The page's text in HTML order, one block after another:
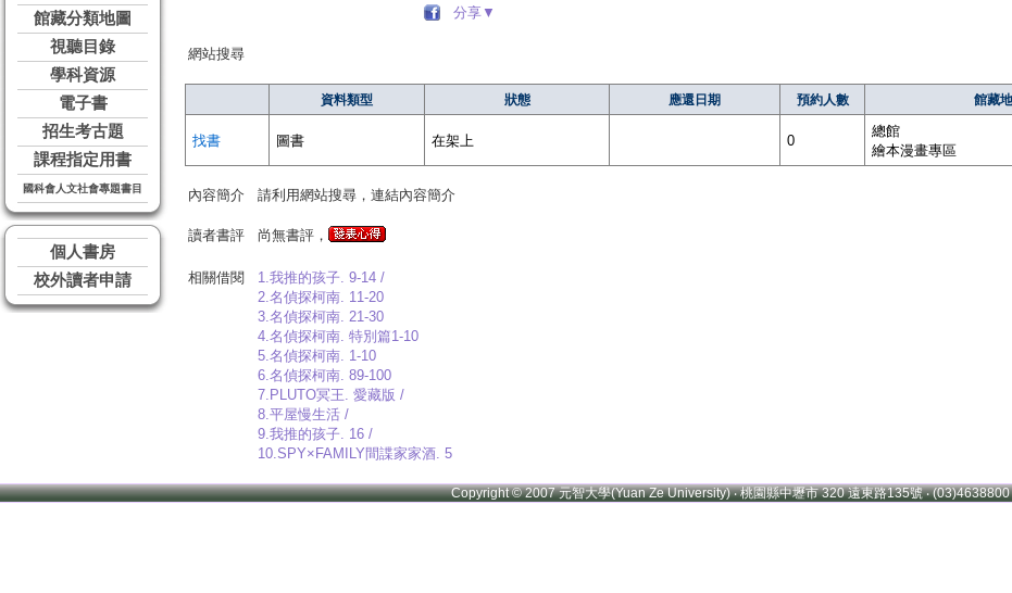
館藏分類地圖
視聽目錄
學科資源
電子書
招生考古題
課程指定用書
國科會人文社會專題書目
個人書房
校外讀者申請
分享▼
網站搜尋
資料類型 狀態 應還日期 預約人數 館藏地
找書 圖書 在架上 0
總館
繪本漫畫專區
內容簡介 請利用網站搜尋，連結內容簡介
讀者書評 尚無書評，
相關借閱
1.我推的孩子. 9-14 /
2.名偵探柯南. 11-20
3.名偵探柯南. 21-30
4.名偵探柯南. 特別篇1-10
5.名偵探柯南. 1-10
6.名偵探柯南. 89-100
7.PLUTO冥王. 愛藏版 /
8.平屋慢生活 /
9.我推的孩子. 16 /
10.SPY×FAMILY間諜家家酒. 5
Copyright © 2007 元智大學(Yuan Ze University) ‧ 桃園縣中壢市 320 遠東路135號 ‧ (03)4638800